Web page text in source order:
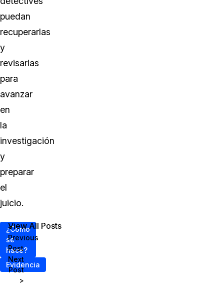
puedan
recuperarlas
y
revisarlas
para
avanzar
en
la
investigación
y
preparar
el
juicio.
¿Cómo
se
hace?
Evidencia
<
Previous
Post
Next
Post
>
View All Posts